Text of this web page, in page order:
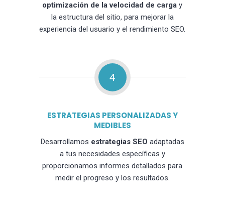
optimización de la velocidad de carga y
la estructura del sitio, para mejorar la
experiencia del usuario y el rendimiento SEO.
4
ESTRATEGIAS PERSONALIZADAS Y
MEDIBLES
Desarrollamos estrategias SEO adaptadas
a tus necesidades específicas y
proporcionamos informes detallados para
medir el progreso y los resultados.